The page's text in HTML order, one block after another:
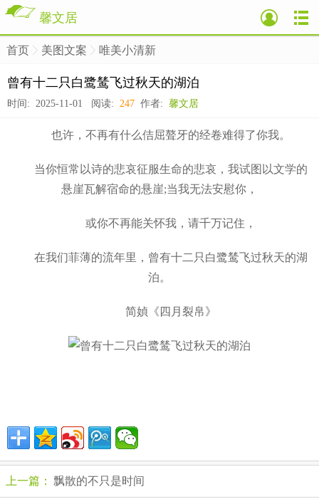
馨文居
首页 美图文案 唯美小清新
曾有十二只白鹭鸶飞过秋天的湖泊
时间: 2025-11-01 阅读: 247 作者: 馨文居
也许，不再有什么佶屈聱牙的经卷难得了你我。
当你恒常以诗的悲哀征服生命的悲哀，我试图以文学的
悬崖瓦解宿命的悬崖;当我无法安慰你，
或你不再能关怀我，请千万记住，
在我们菲薄的流年里，曾有十二只白鹭鸶飞过秋天的湖
泊。
简媜《四月裂帛》
上一篇： 飘散的不只是时间